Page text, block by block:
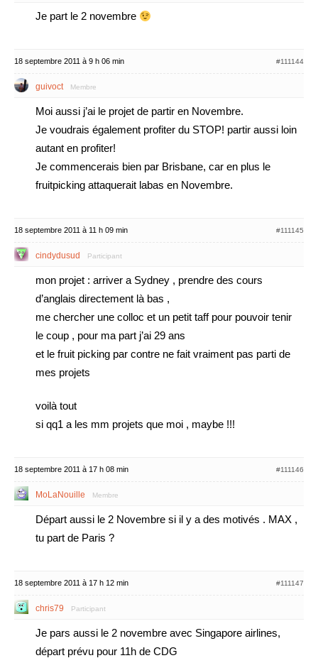
Je part le 2 novembre
18 septembre 2011 à 9 h 06 min #111144
guivoct Membre
Moi aussi j’ai le projet de partir en Novembre.
Je voudrais également profiter du STOP! partir aussi loin
autant en profiter!
Je commencerais bien par Brisbane, car en plus le
fruitpicking attaquerait labas en Novembre.
18 septembre 2011 à 11 h 09 min #111145
cindydusud Participant
mon projet : arriver a Sydney , prendre des cours
d’anglais directement là bas ,
me chercher une colloc et un petit taff pour pouvoir tenir
le coup , pour ma part j’ai 29 ans
et le fruit picking par contre ne fait vraiment pas parti de
mes projets
voilà tout
si qq1 a les mm projets que moi , maybe !!!
18 septembre 2011 à 17 h 08 min #111146
MoLaNouille Membre
Départ aussi le 2 Novembre si il y a des motivés . MAX ,
tu part de Paris ?
18 septembre 2011 à 17 h 12 min #111147
chris79 Participant
Je pars aussi le 2 novembre avec Singapore airlines,
départ prévu pour 11h de CDG